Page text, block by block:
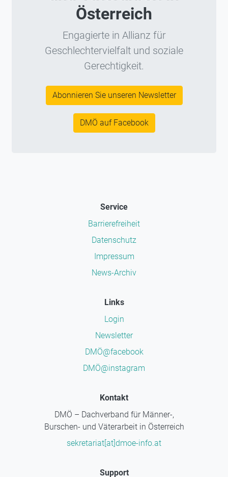
Österreich
Engagierte in Allianz für
Geschlechtervielfalt und soziale
Gerechtigkeit.
Abonnieren Sie unseren Newsletter
DMÖ auf Facebook
Service
Barrierefreiheit
Datenschutz
Impressum
News-Archiv
Links
Login
Newsletter
DMÖ@facebook
DMÖ@instagram
Kontakt
DMÖ – Dachverband für Männer-,
Burschen- und Väterarbeit in Österreich
sekretariat[at]dmoe-info.at
Support